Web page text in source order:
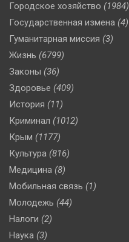
Городское хозяйство (1984)
Государственная измена (4)
Гуманитарная миссия (3)
Жизнь (6799)
Законы (36)
Здоровье (409)
История (11)
Криминал (1012)
Крым (1177)
Культура (816)
Медицина (8)
Мобильная связь (1)
Молодежь (44)
Налоги (2)
Наука (3)